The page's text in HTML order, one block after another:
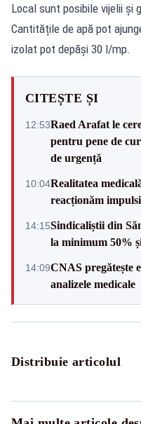
Local sunt posibile vijelii și
Cantitățile de apă pot
izolat pot depăși 30 l/mp.
CITEȘTE ȘI
12:53Raed Arafat le
pentru pene de
de urgență
10:04Realitatea
reacționăm
14:15Sindicaliștii din
la minimum 50%
14:09CNAS pregătește
analizele medicale
Distribuie articolul